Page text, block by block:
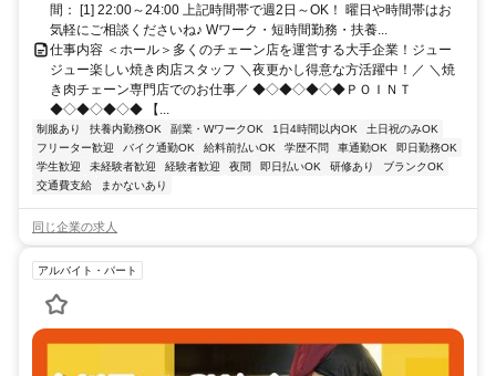
間： [1] 22:00～24:00 上記時間帯で週2日～OK！ 曜日や時間帯はお
気軽にご相談くださいね♪ Wワーク・短時間勤務・扶養...
仕事内容 ＜ホール＞多くのチェーン店を運営する大手企業！ジュー
ジュー楽しい焼き肉店スタッフ ＼夜更かし得意な方活躍中！／ ＼焼
き肉チェーン専門店でのお仕事／ ◆◇◆◇◆◇◆ＰＯＩＮＴ
◆◇◆◇◆◇◆ 【...
制服あり 扶養内勤務OK 副業・WワークOK 1日4時間以内OK
土日祝のみOK
フリーター歓迎
バイク通勤OK 給料前払いOK 学歴不問 車通勤OK
即日勤務OK
学生歓迎
未経験者歓迎 経験者歓迎 夜間 即日払いOK 研修あり
ブランクOK
交通費支給
まかないあり
同じ企業の求人
アルバイト・パート